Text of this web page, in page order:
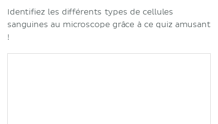
Identifiez les différents types de cellules
sanguines au microscope grâce à ce quiz amusant
!